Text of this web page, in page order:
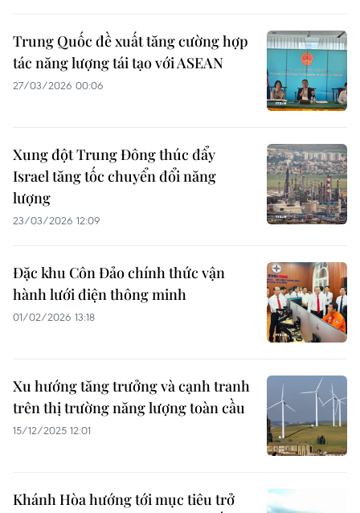
Trung Quốc đề xuất tăng cường hợp
tác năng lượng tái tạo với ASEAN
27/03/2026 00:06
Xung đột Trung Đông thúc đẩy
Israel tăng tốc chuyển đổi năng
lượng
23/03/2026 12:09
Đặc khu Côn Đảo chính thức vận
hành lưới điện thông minh
01/02/2026 13:18
Xu hướng tăng trưởng và cạnh tranh
trên thị trường năng lượng toàn cầu
15/12/2025 12:01
Khánh Hòa hướng tới mục tiêu trở